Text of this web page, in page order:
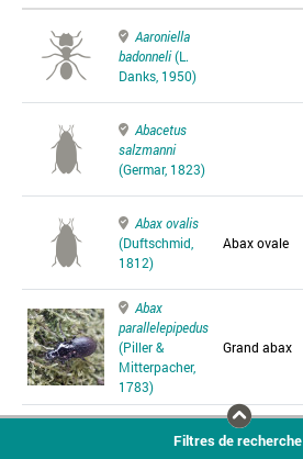
Aaroniella
badonneli(L.
Danks, 1950)
Abacetus
salzmanni
(Germar, 1823)
Abax ovalis
(Duftschmid,
1812)
Abax ovale
Abax
parallelepipedus
(Piller &
Mitterpacher,
1783)
Grand abax
Abax
Abax
Filtres de recherche